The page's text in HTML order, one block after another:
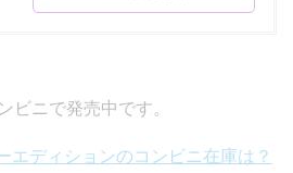
ビニで発売中です。
エディションのコンビニ在庫は？